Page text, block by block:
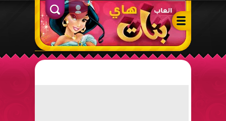
ألعاب بنات هاي – أفضل ألعاب تلبيس، مكياج، طبخ وأنشطة ممتعة
الدخول